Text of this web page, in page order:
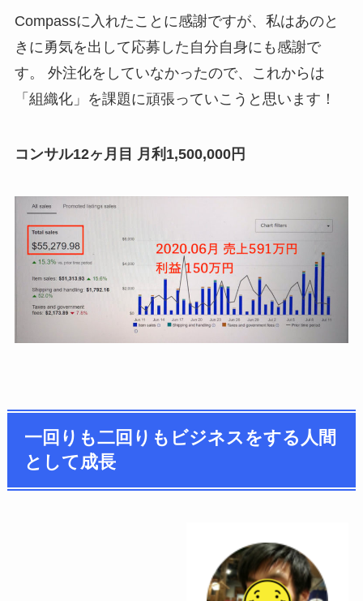
Compassに入れたことに感謝ですが、私はあのと
きに勇気を出して応募した自分自身にも感謝で
す。 外注化をしていなかったので、これからは
「組織化」を課題に頑張っていこうと思います！
コンサル12ヶ月目 月利1,500,000円
一回りも二回りもビジネスをする人間
として成長